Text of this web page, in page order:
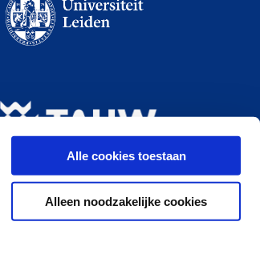
Alle cookies toestaan
Alleen noodzakelijke cookies